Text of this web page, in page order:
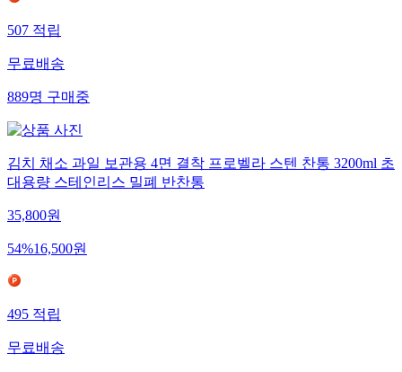
507 적립
무료배송
889명 구매중
김치 채소 과일 보관용 4면 결착 프로벨라 스텐 찬통 3200ml 초
대용량 스테인리스 밀폐 반찬통
35,800원
54%16,500원
495 적립
무료배송